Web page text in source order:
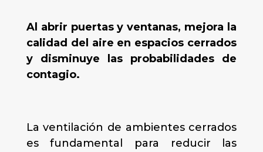
Al abrir puertas y ventanas, mejora la
calidad del aire en espacios cerrados
y disminuye las probabilidades de
contagio.
La ventilación de ambientes cerrados
es fundamental para reducir las